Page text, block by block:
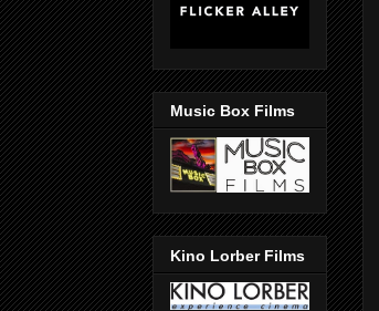
Music Box Films
Kino Lorber Films